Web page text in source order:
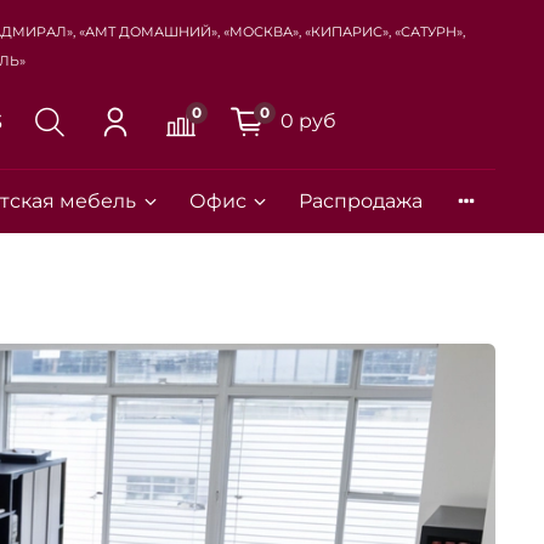
«Амт Домашний», «Москва», «Кипарис», «Сатурн»,
0 0 0 руб
мебель Офис Распродажа
Закрыть